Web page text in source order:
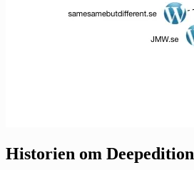
Historien om Deepedition